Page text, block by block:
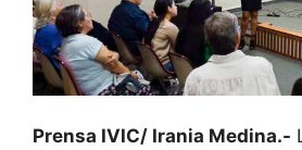
Prensa IVIC/ Irania Medina.-